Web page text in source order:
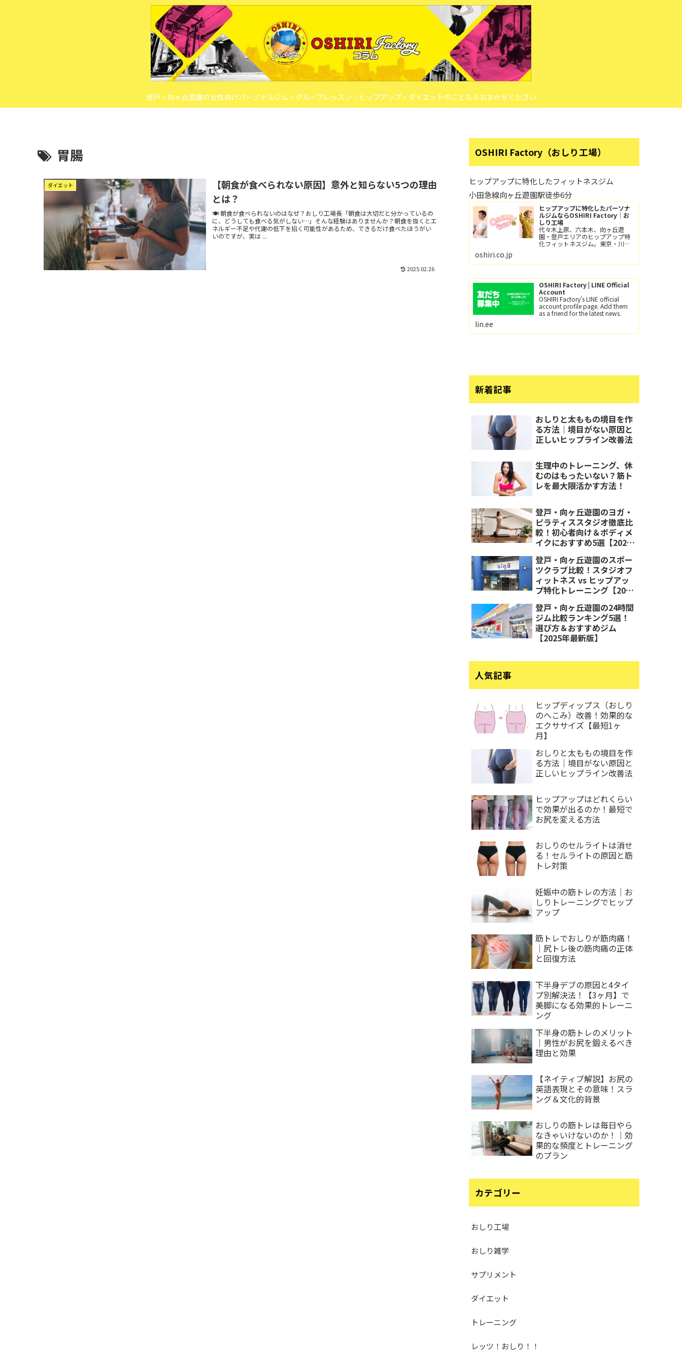
登戸・向ヶ丘遊園の女性向けパーソナルジム・グループレッスン｜ヒップアップ・ダイエットのことならおまかせください
胃腸
ダイエット
【朝食が食べられない原因】意外と知らない5つの理由
とは？
🍽️ 朝食が食べられないのはなぜ？おしり工場長「朝食は大切だと分かっているの
に、どうしても食べる気がしない…」そんな経験はありませんか？朝食を抜くとエ
ネルギー不足や代謝の低下を招く可能性があるため、できるだけ食べたほうがい
いのですが、実は ...
2025.02.26
OSHIRI Factory（おしり工場）
ヒップアップに特化したフィットネスジム
小田急線向ヶ丘遊園駅徒歩6分
ヒップアップに特化したパーソナ
ルジムならOSHIRI Factory｜お
しり工場
代々木上原、六本木、向ヶ丘遊
園・登戸エリアのヒップアップ特
化フィットネスジム。東京・川崎
プレッスン（レッツ！おし
歩6分、登戸駅/徒歩12分。
oshiri.co.jp
OSHIRI Factory | LINE Official
Account
OSHIRI Factory's LINE official
account profile page. Add them
as a friend for the latest news.
lin.ee
新着記事
おしりと太ももの境目を作
る方法｜境目がない原因と
正しいヒップライン改善法
生理中のトレーニング、休
むのはもったいない？筋ト
レを最大限活かす方法！
登戸・向ヶ丘遊園のヨガ・
ピラティススタジオ徹底比
較！初心者向け＆ボディメ
イクにおすすめ5選【2025
登戸・向ヶ丘遊園のスポー
ツクラブ比較！スタジオフ
ィットネス vs ヒップアッ
プ特化トレーニング【2025
登戸・向ヶ丘遊園の24時間
ジム比較ランキング5選！
選び方＆おすすめジム
【2025年最新版】
人気記事
ヒップディップス（おしり
のへこみ）改善！効果的な
エクササイズ【最短1ヶ
月】
おしりと太ももの境目を作
る方法｜境目がない原因と
正しいヒップライン改善法
ヒップアップはどれくらい
で効果が出るのか！最短で
お尻を変える方法
おしりのセルライトは消せ
る！セルライトの原因と筋
トレ対策
妊娠中の筋トレの方法｜お
しりトレーニングでヒップ
アップ
筋トレでおしりが筋肉痛！
｜尻トレ後の筋肉痛の正体
と回復方法
下半身デブの原因と4タイ
プ別解決法！【3ヶ月】で
美脚になる効果的トレーニ
ング
下半身の筋トレのメリット
｜男性がお尻を鍛えるべき
理由と効果
【ネイティブ解説】お尻の
英語表現とその意味！スラ
ング＆文化的背景
おしりの筋トレは毎日やら
なきゃいけないのか！｜効
果的な頻度とトレーニング
のプラン
カテゴリー
おしり工場
おしり雑学
サプリメント
ダイエット
トレーニング
レッツ！おしり！！